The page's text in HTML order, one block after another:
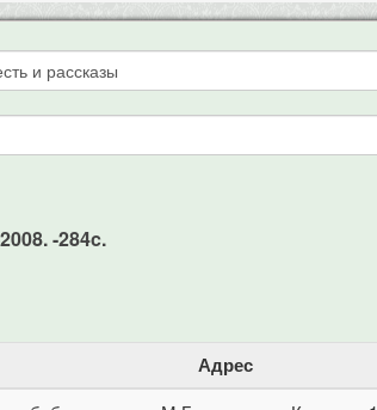
-284c.
Адрес